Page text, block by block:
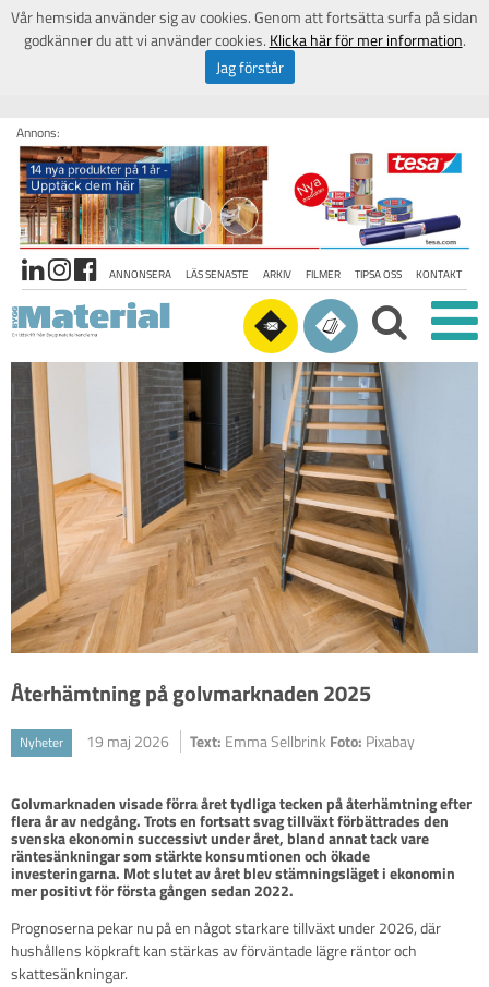
Annons:
ANNONSERA LÄS SENASTE ARKIV FILMER TIPSA OSS KONTAKT
Återhämtning på golvmarknaden 2025
Nyheter 19 maj 2026 Text: Emma Sellbrink Foto: Pixabay
Golvmarknaden visade förra året tydliga tecken på återhämtning efter
flera år av nedgång. Trots en fortsatt svag tillväxt förbättrades den
svenska ekonomin successivt under året, bland annat tack vare
räntesänkningar som stärkte konsumtionen och ökade
investeringarna. Mot slutet av året blev stämningsläget i ekonomin
Prognoserna pekar nu på en något starkare tillväxt under 2026, där
hushållens köpkraft kan stärkas av förväntade lägre räntor och
skattesänkningar.
Vår hemsida använder sig av cookies. Genom att fortsätta surfa på sidan
godkänner du att vi använder cookies. Klicka här för mer information.
Jag förstår